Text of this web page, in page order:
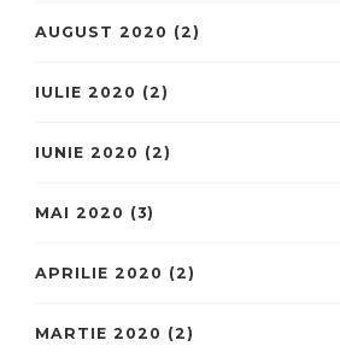
AUGUST 2020 (2)
IULIE 2020 (2)
IUNIE 2020 (2)
MAI 2020 (3)
APRILIE 2020 (2)
MARTIE 2020 (2)